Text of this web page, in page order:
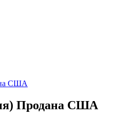
Продана США